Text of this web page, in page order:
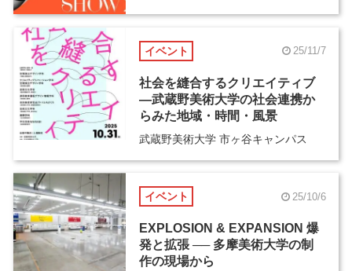
イベント 25/11/7
社会を縫合するクリエイティブ
―武蔵野美術大学の社会連携か
らみた地域・時間・風景
武蔵野美術大学 市ヶ谷キャンパス
イベント 25/10/6
EXPLOSION & EXPANSION 爆
発と拡張 ── 多摩美術大学の制
作の現場から